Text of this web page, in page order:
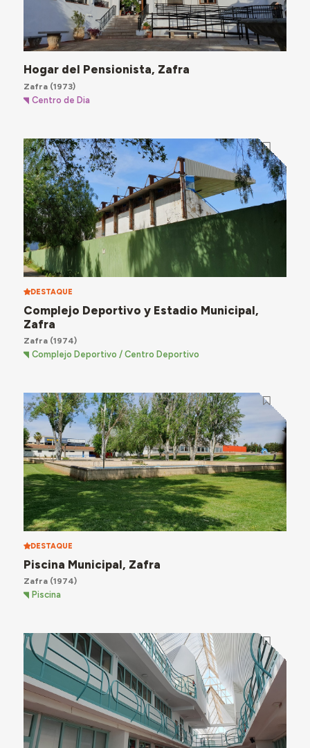
Hogar del Pensionista, Zafra
Zafra(1973)
Centro de Dia
DESTAQUE
Complejo Deportivo y Estadio Municipal,
Zafra
Zafra(1974)
Complejo Deportivo / Centro Deportivo
DESTAQUE
Piscina Municipal, Zafra
Zafra(1974)
Piscina